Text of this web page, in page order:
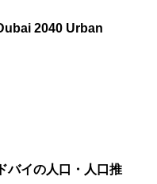
2040 Urban
バイの人口・人口推